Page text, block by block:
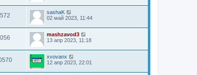
sashaK
02 май 2023, 11:44
mashzavod3
13 апр 2023, 11:18
xvovanx
12 апр 2023, 22:01